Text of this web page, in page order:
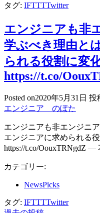
タグ: IFTTTTwitter
エンジニアも非
学ぶべき理由と
られる役割に変
https://t.co/
Posted on2020年5月31日 投
エンジニア のぽた
エンジニアも非エンジニ
エンジニアに求められる
https://t.co/OouxTRNgdZ
カテゴリー:
NewsPicks
タグ: IFTTTTwitter